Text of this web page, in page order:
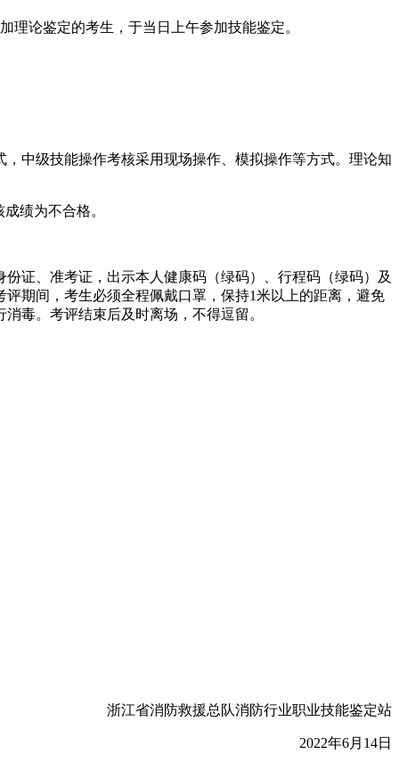
理论鉴定的考生，于当日上午参加技能鉴定。
中级技能操作考核采用现场操作、模拟操作等方式。理论知
绩为不合格。
证、准考证，出示本人健康码（绿码）、行程码（绿码）及
期间，考生必须全程佩戴口罩，保持1米以上的距离，避免
毒。考评结束后及时离场，不得逗留。
浙江省消防救援总队消防行业职业技能鉴定站
2022年6月14日